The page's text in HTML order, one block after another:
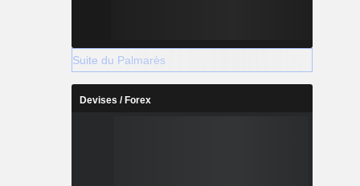
Suite du Palmarès
Devises / Forex